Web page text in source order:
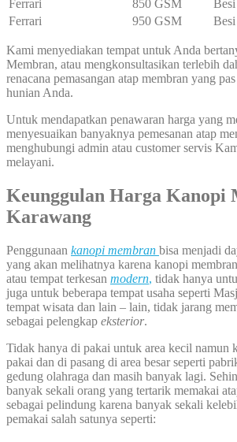
Ferrari
850 GSM
Ferrari
950 GSM
Kami menyediakan tempat untuk Anda
Membran, atau mengkonsultasikan terlebih
renacana pemasangan atap membran yang
hunian Anda.
Untuk mendapatkan penawaran harga yang
menyesuaikan banyaknya pemesanan atap
menghubungi admin atau customer servis
melayani.
Keunggulan Harga Kanopi
Karawang
Penggunaan kanopi membran bisa menjadi
yang akan melihatnya karena kanopi
atau tempat terkesan modern, tidak hanya
juga untuk beberapa tempat usaha seperti
tempat wisata dan lain – lain, tidak jarang
sebagai pelengkap eksterior.
Tidak hanya di pakai untuk area kecil namun
pakai dan di pasang di area besar seperti
gedung olahraga dan masih banyak lagi.
banyak sekali orang yang tertarik memakai
sebagai pelindung karena banyak sekali
pemakai salah satunya seperti: